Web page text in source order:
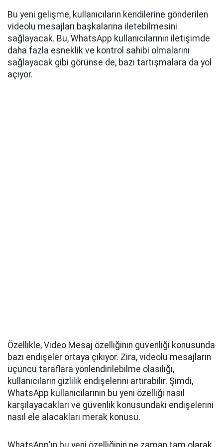
Bu yeni gelişme, kullanıcıların kendilerine gönderilen
videolu mesajları başkalarına iletebilmesini
sağlayacak. Bu, WhatsApp kullanıcılarının iletişimde
daha fazla esneklik ve kontrol sahibi olmalarını
sağlayacak gibi görünse de, bazı tartışmalara da yol
açıyor.
Özellikle, Video Mesaj özelliğinin güvenliği konusunda
bazı endişeler ortaya çıkıyor. Zira, videolu mesajların
üçüncü taraflara yönlendirilebilme olasılığı,
kullanıcıların gizlilik endişelerini artırabilir. Şimdi,
WhatsApp kullanıcılarının bu yeni özelliği nasıl
karşılayacakları ve güvenlik konusundaki endişelerini
nasıl ele alacakları merak konusu.